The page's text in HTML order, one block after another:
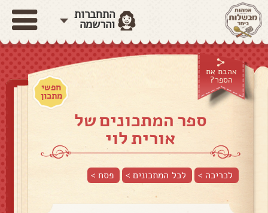
התחברות
והרשמה
אהבת את
הספר?
חפשי
מתכון
ספר המתכונים של
אורית לוי
לכריכה > לכל המתכונים > פסח >